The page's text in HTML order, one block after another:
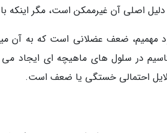
اصلی آن غیرممکن است، مگر اینکه با
مهمیم، ضعف عضلانی است که به آن
در سلول های ماهیچه ای ایجاد می
دلایل احتمالی خستگی یا ضعف است.